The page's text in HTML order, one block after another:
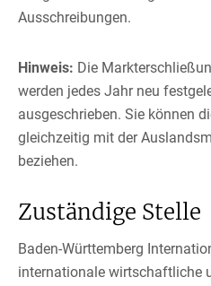
Ausschreibungen.
Hinweis: Die
werden jedes Jahr neu
ausgeschrieben. Sie können
gleichzeitig mit der
beziehen.
Zuständige Stelle
Baden-Württemberg
internationale wirtschaftliche